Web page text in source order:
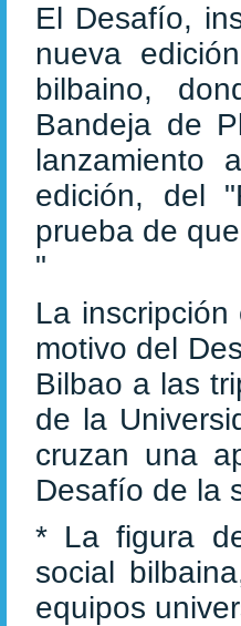
El Desafío,
nueva
bilbaino,
Bandeja de
lanzamiento
edición, del
prueba de
"
La
motivo del
Bilbao a las
de la
cruzan una
Desafío de la
* La figura
social
equipos